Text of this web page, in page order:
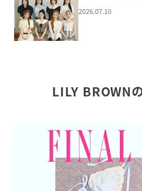
2026.07.10
LILY BROWN